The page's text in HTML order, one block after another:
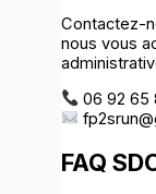
Contactez-
nous vous
06 92 65
FAQ